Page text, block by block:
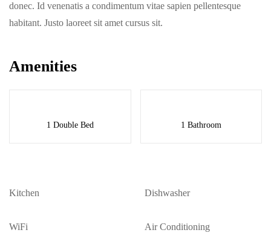
donec. Id venenatis a condimentum vitae sapien pellentesque
habitant. Justo laoreet sit amet cursus sit.
Amenities
1 Double Bed 1 Bathroom
Kitchen Dishwasher
WiFi Air Conditioning